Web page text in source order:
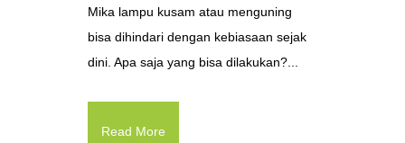
Mika lampu kusam atau menguning
bisa dihindari dengan kebiasaan sejak
dini. Apa saja yang bisa dilakukan?...
Read More